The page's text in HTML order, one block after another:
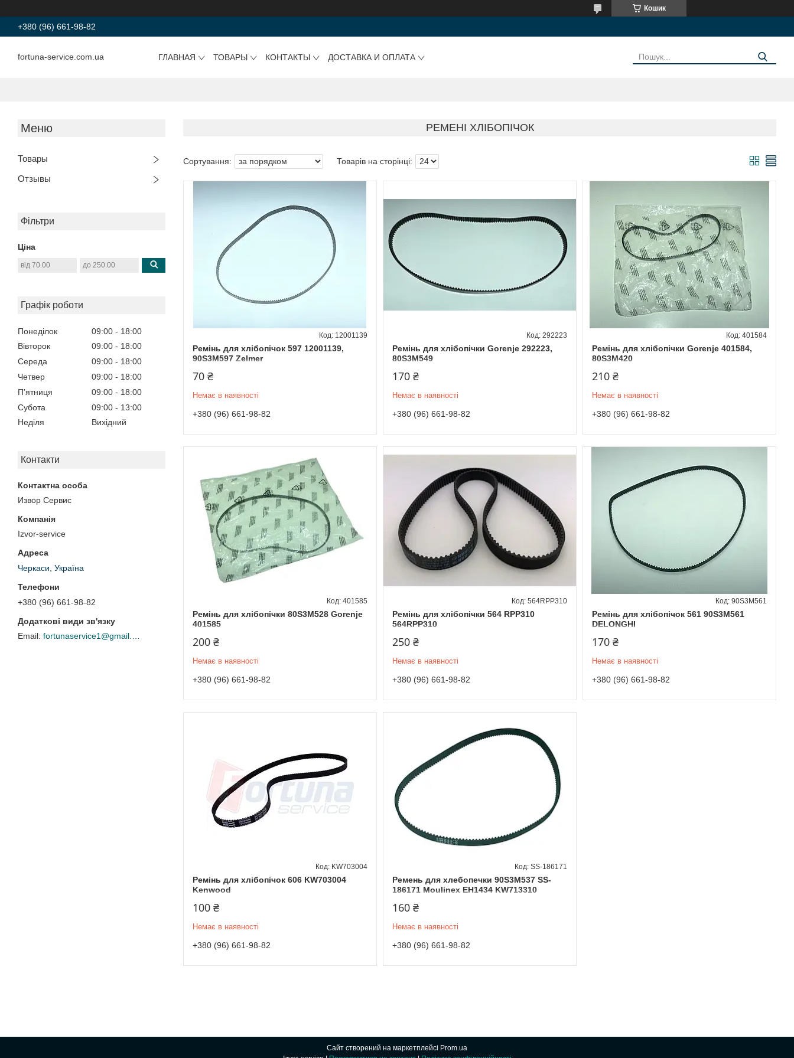
Кошик
+380 (96) 661-98-82
fortuna-service.com.ua ГЛАВНАЯ ТОВАРЫ КОНТАКТЫ ДОСТАВКА И ОПЛАТА
Товары
Отзывы
Фільтри
Ціна
Графік роботи
Понеділок 09:00
18:00
Вівторок
09:00
18:00
Середа
09:00
18:00
Четвер
09:00
18:00
Пʼятниця
09:00
18:00
Субота
09:00
13:00
Неділя
Вихідний
Контакти
Извор Сервис
Izvor-service
Черкаси, Україна
+380 (96) 661-98-82
РЕМЕНІ ХЛІБОПІЧОК
Ремінь для хлібопічок 597 12001139,
90S3M597 Zelmer
12001139
70 ₴
Немає в наявності
+380 (96) 661-98-82
Ремінь для хлібопічки Gorenje 292223,
80S3M549
292223
170 ₴
Немає в наявності
+380 (96) 661-98-82
Ремінь для хлібопічки Gorenje 401584,
80S3M420
401584
210 ₴
Немає в наявності
+380 (96) 661-98-82
Ремінь для хлібопічки 80S3M528 Gorenje
401585
401585
200 ₴
Немає в наявності
+380 (96) 661-98-82
Ремінь для хлібопічки 564 RPP310
564RPP310
564RPP310
250 ₴
Немає в наявності
+380 (96) 661-98-82
Ремінь для хлібопічок 561 90S3M561
DELONGHI
90S3M561
170 ₴
Немає в наявності
+380 (96) 661-98-82
Ремінь для хлібопічок 606 KW703004
Kenwood
KW703004
100 ₴
Немає в наявності
+380 (96) 661-98-82
Ремень для хлебопечки 90S3M537 SS-
186171 Moulinex EH1434 KW713310
SS-186171
160 ₴
Немає в наявності
+380 (96) 661-98-82
Сайт створений на маркетплейсі Prom.ua